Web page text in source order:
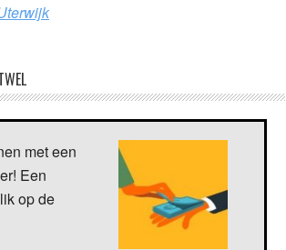
met een
Een
op de